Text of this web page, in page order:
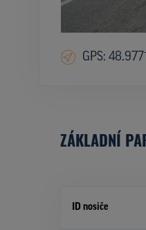
GPS:
ZÁKLADNÍ
ID nosiče